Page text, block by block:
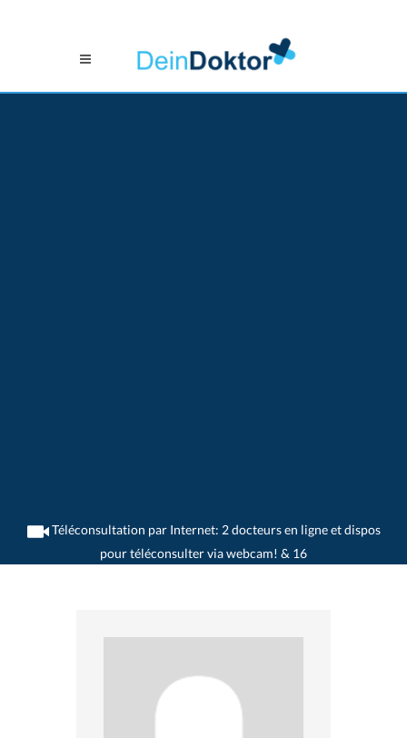
Téléconsultation par Internet: 2 docteurs en ligne et dispos
pour téléconsulter via webcam! & 16
>Psychiatres>Estavayer-le-Lac>Dr. Jacqueline Dedelley Chevey